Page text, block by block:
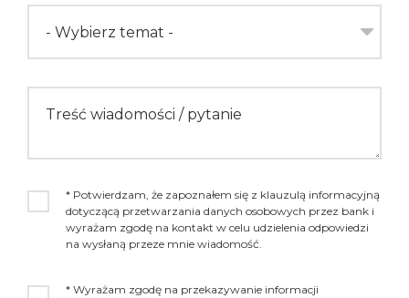
- Wybierz temat -
Treść wiadomości / pytanie
* Potwierdzam, że zapoznałem się z klauzulą informacyjną
dotyczącą przetwarzania danych osobowych przez bank i
wyrażam zgodę na kontakt w celu udzielenia odpowiedzi
na wysłaną przeze mnie wiadomość.
* Wyrażam zgodę na przekazywanie informacji